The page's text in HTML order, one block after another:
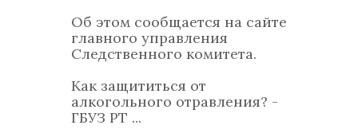
Об этом сообщается на сайте
главного управления
Следственного комитета.
Как защититься от
алкогольного отравления? -
ГБУЗ РТ ...